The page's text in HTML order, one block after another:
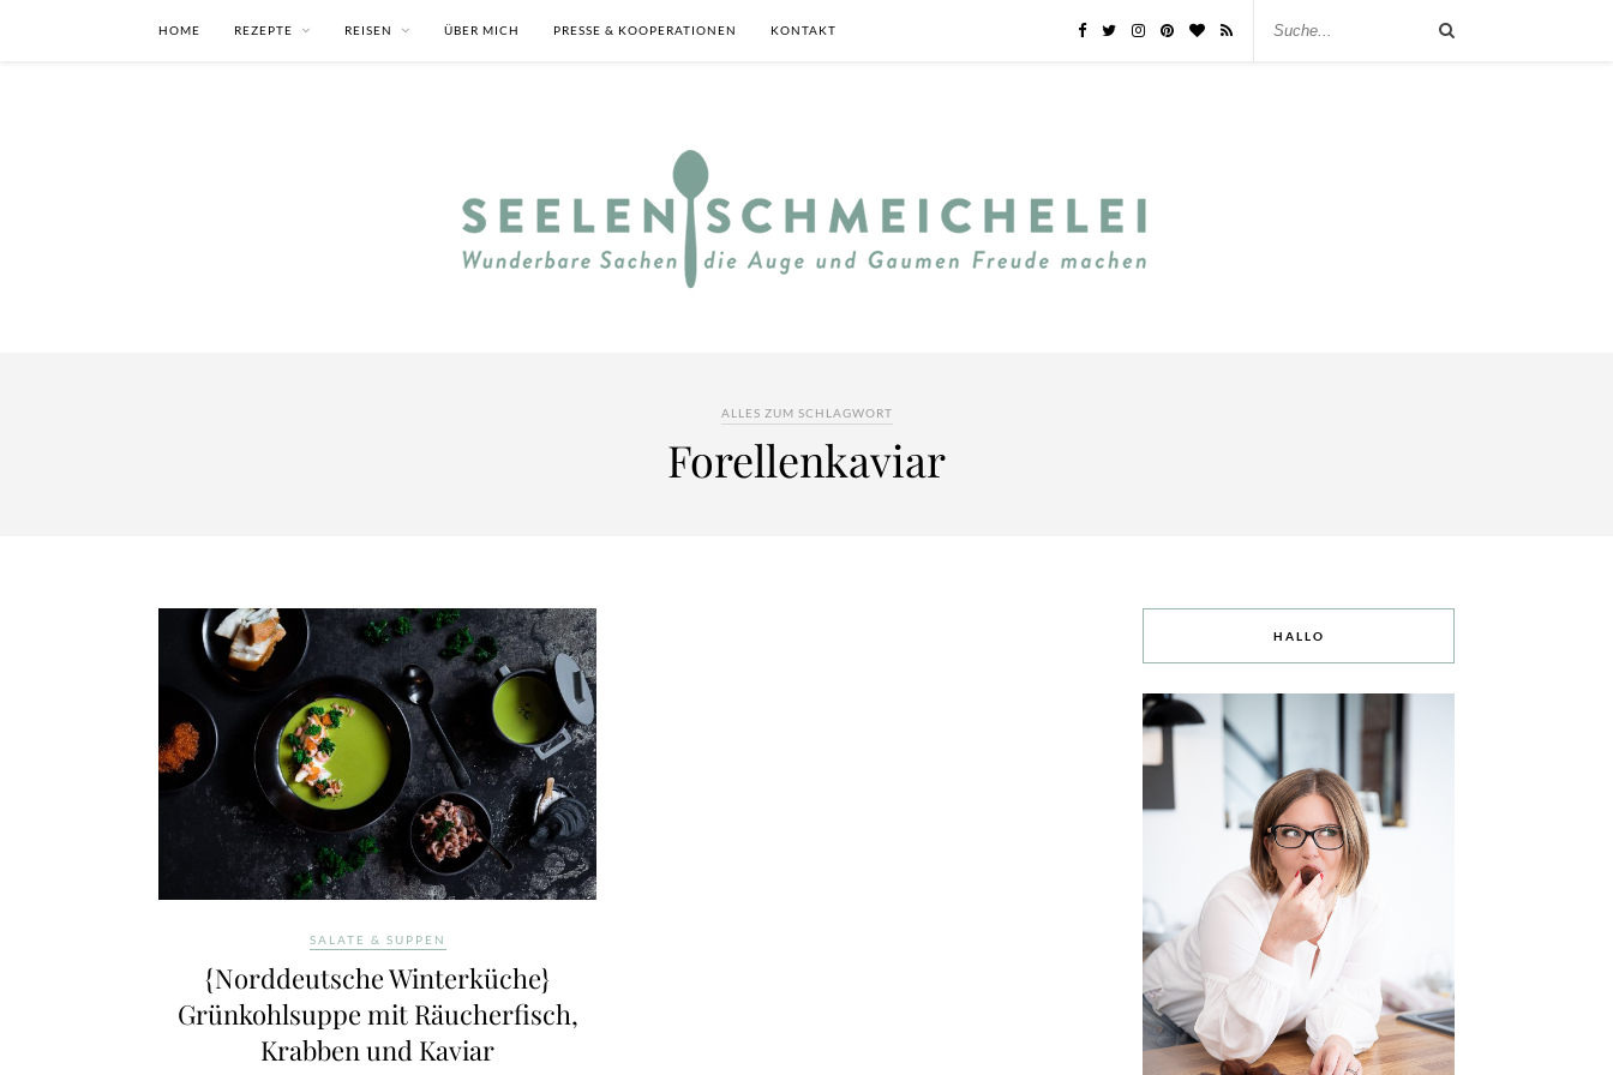
HOME REZEPTE REISEN ÜBER MICH PRESSE & KOOPERATIONEN KONTAKT
ALLES ZUM SCHLAGWORT
Forellenkaviar
SALATE & SUPPEN
{Norddeutsche Winterküche}
Grünkohlsuppe mit Räucherfisch,
Krabben und Kaviar
HALLO